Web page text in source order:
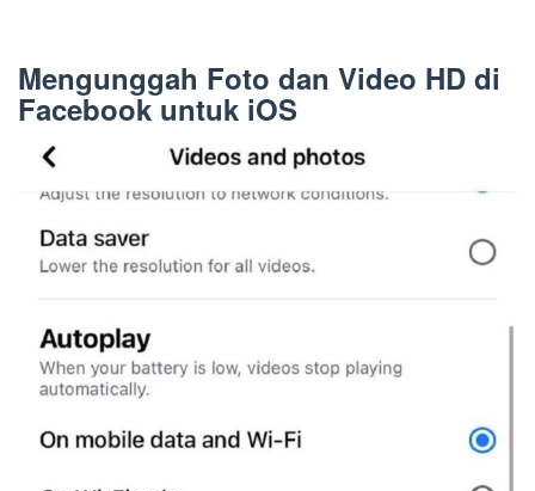
Mengunggah Foto dan Video HD di
Facebook untuk iOS